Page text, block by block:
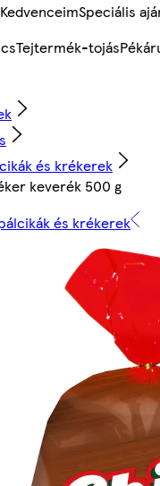
KedvenceimSpeciális
Tejtermék-tojás
és krékerek
keverék 500 g
és krékerek